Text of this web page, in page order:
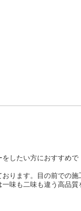
したい方におすすめで
ります。目の前での施
味も二味も違う高品質